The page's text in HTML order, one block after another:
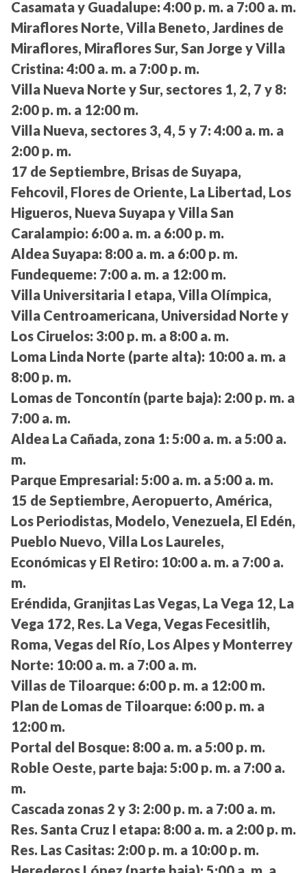
Casamata y Guadalupe: 4:00 p. m. a 7:00 a. m.
Miraflores Norte, Villa Beneto, Jardines de
Miraflores, Miraflores Sur, San Jorge y Villa
Cristina: 4:00 a. m. a 7:00 p. m.
Villa Nueva Norte y Sur, sectores 1, 2, 7 y 8:
2:00 p. m. a 12:00 m.
Villa Nueva, sectores 3, 4, 5 y 7: 4:00 a. m. a
2:00 p. m.
17 de Septiembre, Brisas de Suyapa,
Fehcovil, Flores de Oriente, La Libertad, Los
Higueros, Nueva Suyapa y Villa San
Caralampio: 6:00 a. m. a 6:00 p. m.
Aldea Suyapa: 8:00 a. m. a 6:00 p. m.
Fundequeme: 7:00 a. m. a 12:00 m.
Villa Universitaria I etapa, Villa Olímpica,
Villa Centroamericana, Universidad Norte y
Los Ciruelos: 3:00 p. m. a 8:00 a. m.
Loma Linda Norte (parte alta): 10:00 a. m. a
8:00 p. m.
Lomas de Toncontín (parte baja): 2:00 p. m. a
7:00 a. m.
Aldea La Cañada, zona 1: 5:00 a. m. a 5:00 a.
m.
Parque Empresarial: 5:00 a. m. a 5:00 a. m.
15 de Septiembre, Aeropuerto, América,
Los Periodistas, Modelo, Venezuela, El Edén,
Pueblo Nuevo, Villa Los Laureles,
Económicas y El Retiro: 10:00 a. m. a 7:00 a.
m.
Eréndida, Granjitas Las Vegas, La Vega 12, La
Vega 172, Res. La Vega, Vegas Fecesitlih,
Roma, Vegas del Río, Los Alpes y Monterrey
Norte: 10:00 a. m. a 7:00 a. m.
Villas de Tiloarque: 6:00 p. m. a 12:00 m.
Plan de Lomas de Tiloarque: 6:00 p. m. a
12:00 m.
Portal del Bosque: 8:00 a. m. a 5:00 p. m.
Roble Oeste, parte baja: 5:00 p. m. a 7:00 a.
m.
Cascada zonas 2 y 3: 2:00 p. m. a 7:00 a. m.
Res. Santa Cruz I etapa: 8:00 a. m. a 2:00 p. m.
Res. Las Casitas: 2:00 p. m. a 10:00 p. m.